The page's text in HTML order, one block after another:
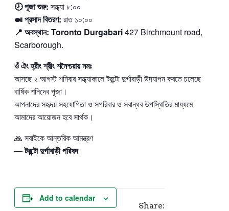
🕗পূজা শুরু: সন্ধ্যা ৮:০০
🍛প্রসাদ বিতরণ: রাত ১০:০০
📍 অবস্থান: Toronto Durgabari427 Birchmount road,
Scarborough.
ওঁ ঐং হ্রীং শ্রীং শনৈশ্চরায় নমঃ
আসছে ২ আগস্ট শনিবার সন্ধ্যাকালে টরন্টো দুর্গাবাড়ী উদযাপন করতে চলেছে
বার্ষিক শনিদেব পূজা।
আপনাদের সহৃদয় সহযোগিতা ও সপরিবার ও সবান্ধব উপস্থিতির মাধ্যমে
আমাদের আয়োজন হবে সার্থক।
🙏 সবাইকে আন্তরিক আমন্ত্রণ
—টরন্টো দুর্গাবাড়ী পরিষদ
Add to calendar
Share: